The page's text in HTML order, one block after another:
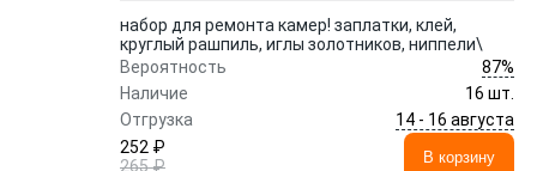
набор для ремонта камер! заплатки, клей,
круглый рашпиль, иглы золотников, ниппели\
Вероятность
87%
Наличие
16 шт.
Отгрузка
14 - 16 августа
252 ₽
265 ₽
В корзину